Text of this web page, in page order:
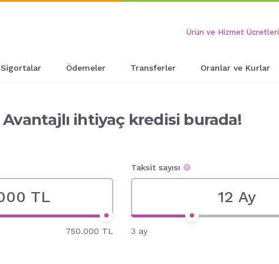
Ürün ve Hizmet Ücretleri
Sigortalar Ödemeler Transferler Oranlar ve Kurlar
Avantajlı ihtiyaç kredisi burada!
750.000 TL
Taksit sayısı
3 ay